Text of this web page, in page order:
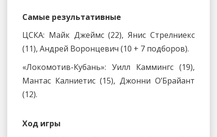
Самые результативные
ЦСКА: Майк Джеймс (22), Янис Стрелниекс
(11), Андрей Воронцевич (10 + 7 подборов).
«Локомотив-Кубань»: Уилл Каммингс (19),
Мантас Калниетис (15), Джонни О’Брайант
(12).
Ход игры